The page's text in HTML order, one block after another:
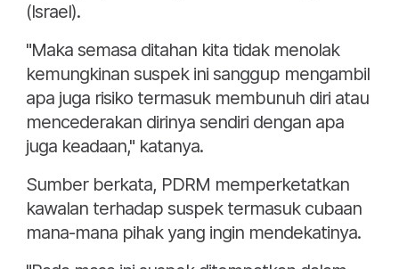
(Israel).
"Maka semasa ditahan kita tidak menolak
kemungkinan suspek ini sanggup mengambil
apa juga risiko termasuk membunuh diri atau
mencederakan dirinya sendiri dengan apa
juga keadaan," katanya.
Sumber berkata, PDRM memperketatkan
kawalan terhadap suspek termasuk cubaan
mana-mana pihak yang ingin mendekatinya.